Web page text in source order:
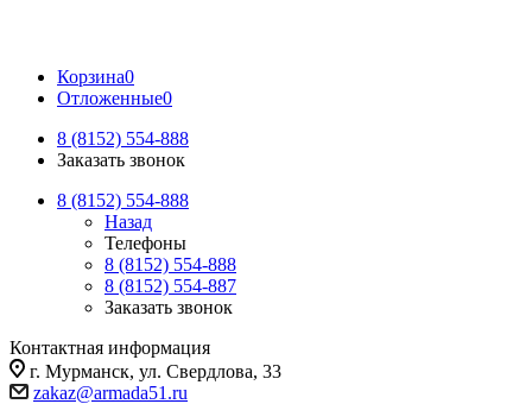
Корзина0
Отложенные0
8 (8152) 554-888
Заказать звонок
8 (8152) 554-888
Назад
Телефоны
8 (8152) 554-888
8 (8152) 554-887
Заказать звонок
Контактная информация
г. Мурманск, ул. Свердлова, 33
zakaz@armada51.ru